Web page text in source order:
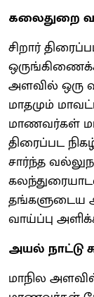
கலைதுறை
சிறார்
அளவில் ஒரு
மாதமும்
மாணவர்கள்
திரைப்பட
சார்ந்த
தங்களுடைய
வாய்ப்பு
அயல் நாட்டு
மாநில